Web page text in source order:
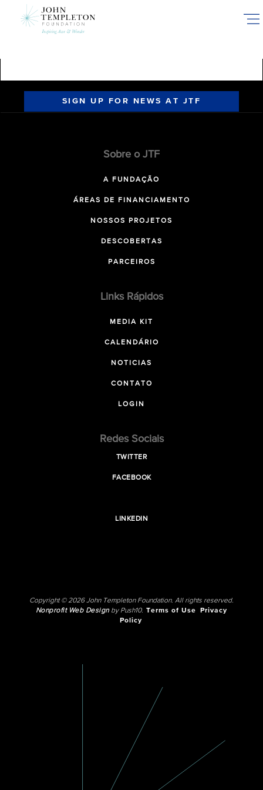
SIGN UP FOR NEWS AT JTF
Sobre o JTF
A FUNDAÇÃO
ÁREAS DE FINANCIAMENTO
NOSSOS PROJETOS
DESCOBERTAS
PARCEIROS
Links Rápidos
MEDIA KIT
CALENDÁRIO
NOTICIAS
CONTATO
LOGIN
Redes Sociais
TWITTER
FACEBOOK
LINKEDIN
Copyright © 2026 John Templeton Foundation. All rights reserved.
Nonprofit Web Designby Push10. Terms of Use
Privacy
Policy